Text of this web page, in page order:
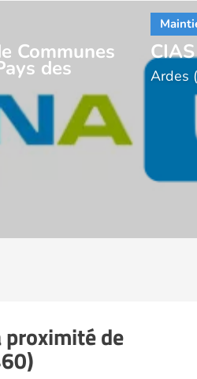
Communes
des Ardes
proximité de